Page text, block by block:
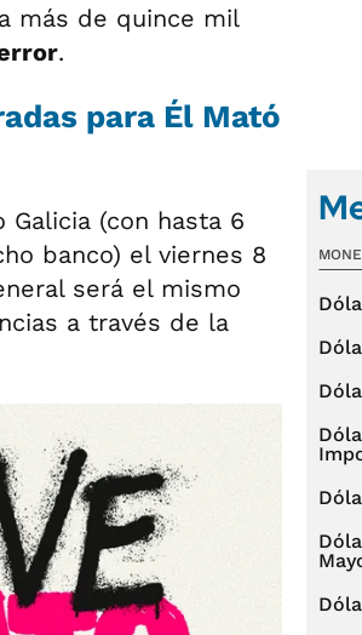
más de quince mil
.
para Él Mató
Galicia (con hasta 6
banco) el viernes 8
será el mismo
a través de la